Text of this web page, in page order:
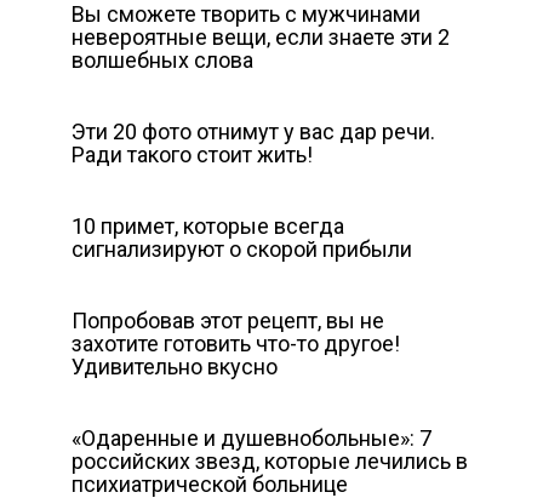
Вы сможете творить с мужчинами
невероятные вещи, если знаете эти 2
волшебных слова
Эти 20 фото отнимут у вас дар речи.
Ради такого стоит жить!
10 примет, которые всегда
сигнализируют о скорой прибыли
Попробовав этот рецепт, вы не
захотите готовить что-то другое!
Удивительно вкусно
«Одаренные и душевнобольные»: 7
российских звезд, которые лечились в
психиатрической больнице